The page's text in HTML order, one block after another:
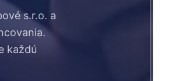
s.r.o. a
každú